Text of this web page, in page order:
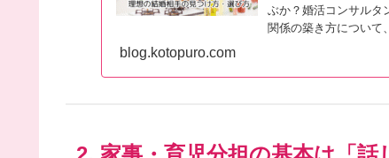
ぶか？婚活コンサルタ
関係の築き方について
blog.kotopuro.com